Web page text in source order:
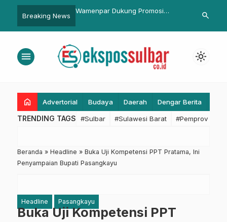
Breaking News
Sandeq Silumba,
di 2026
Bapperida Sulbar Gelar Rapat
Awali Penyusunan Rencana Aksi
search
menu light_mode
home Advertorial Budaya Daerah Dengar Berita
TRENDING TAGS #Sulbar #Sulawesi Barat #Pemprov
Beranda » Headline » Buka Uji Kompetensi PPT Pratama, Ini
Penyampaian Bupati Pasangkayu
Headline Pasangkayu
Buka Uji Kompetensi PPT